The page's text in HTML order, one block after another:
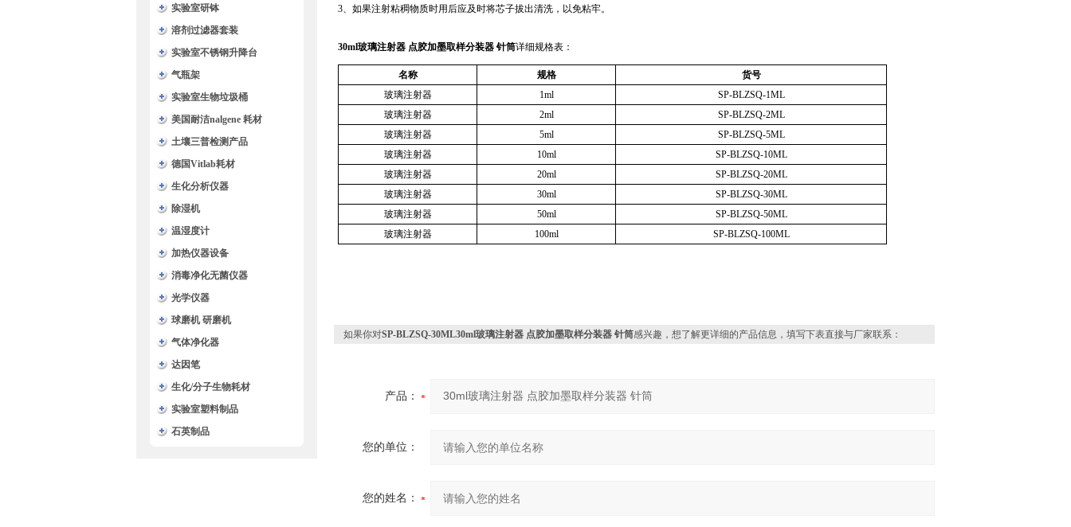
实验室研钵
溶剂过滤器套装
实验室不锈钢升降台
气瓶架
实验室生物垃圾桶
美国耐洁nalgene 耗材
土壤三普检测产品
德国Vitlab耗材
生化分析仪器
除湿机
温湿度计
加热仪器设备
消毒净化无菌仪器
光学仪器
球磨机 研磨机
气体净化器
达因笔
生化/分子生物耗材
实验室塑料制品
石英制品
3、如果注射粘稠物质时用后应及时将芯子拔出清洗，以免粘牢。
30ml玻璃注射器 点胶加墨取样分装器 针筒详细规格表：
名称 规格
货号
玻璃注射器
1ml
SP-BLZSQ-1ML
玻璃注射器
2ml
SP-BLZSQ-2ML
玻璃注射器
5ml
SP-BLZSQ-5ML
玻璃注射器
10ml
SP-BLZSQ-10ML
玻璃注射器
20ml
SP-BLZSQ-20ML
玻璃注射器
30ml
SP-BLZSQ-30ML
玻璃注射器
50ml
SP-BLZSQ-50ML
玻璃注射器
100ml SP-BLZSQ-100ML
如果你对SP-BLZSQ-30ML30ml玻璃注射器 点胶加墨取样分装器 针筒感兴趣，想了解更详细的产品信息，填写下表直接与厂家联系：
产品：
您的单位：
您的姓名：